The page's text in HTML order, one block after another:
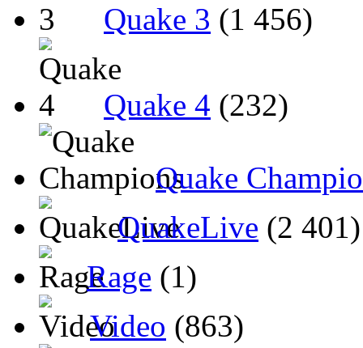
Quake 3 (1 456)
Quake 4 (232)
Quake
QuakeLive (2 401)
Rage (1)
Video (863)